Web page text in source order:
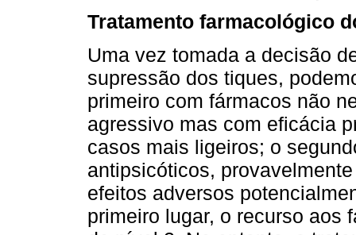
Tratamento farmacológico
Uma vez tomada a decisão
supressão dos tiques,
primeiro com fármacos não
agressivo mas com eficácia
casos mais ligeiros; o
antipsicóticos,
efeitos adversos
primeiro lugar, o recurso aos